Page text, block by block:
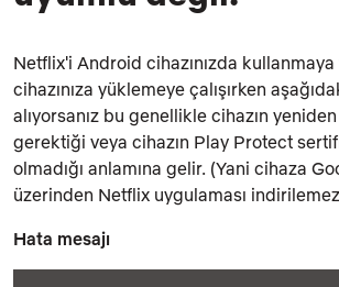
Netflix'i Android cihazınızda
cihazınıza yüklemeye çalışırken
alıyorsanız bu genellikle cihazın yeniden
gerektiği veya cihazın Play Protect
olmadığı anlamına gelir. (Yani cihaza
üzerinden Netflix uygulaması
Hata mesajı